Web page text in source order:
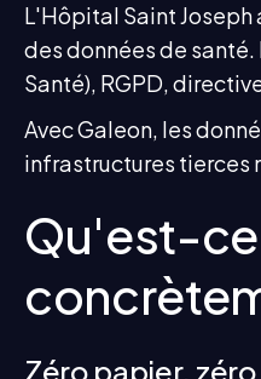
L'Hôpital Saint
des données de
Santé), RGPD,
Avec Galeon, les
infrastructures tierces
Qu'est-
Zéro papier,